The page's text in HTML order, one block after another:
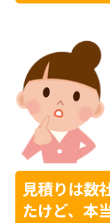
見積りは数
たけど、本